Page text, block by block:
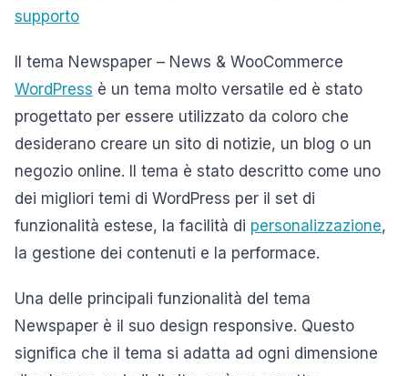
supporto
Il tema Newspaper – News & WooCommerce
WordPress è un tema molto versatile ed è stato
progettato per essere utilizzato da coloro che
desiderano creare un sito di notizie, un blog o un
negozio online. Il tema è stato descritto come uno
dei migliori temi di WordPress per il set di
funzionalità estese, la facilità di personalizzazione,
la gestione dei contenuti e la performace.
Una delle principali funzionalità del tema
Newspaper è il suo design responsive. Questo
significa che il tema si adatta ad ogni dimensione